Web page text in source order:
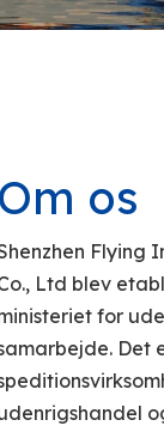
Om os
Flying
Ltd blev
for
Det